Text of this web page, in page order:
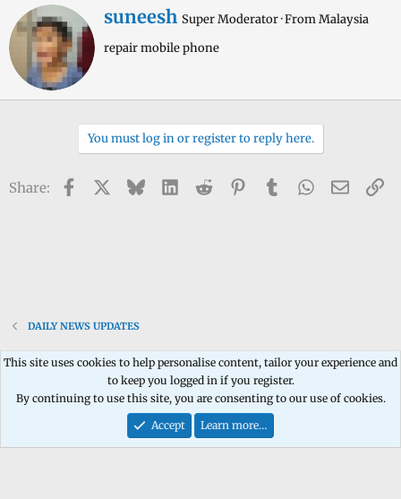
W
i
n
suneesh Super Moderator·FromMalaysia
repair mobile phone
You must log in or register to reply here.
Share: Facebook BlueskyLinkedIn
Reddit PinterestTumblrWhatsApp
Email
DAILY NEWS UPDATES
Contact us Terms and rules Privacy policy Help Home
R
S
Community platform by XenForo® © 2010-2026 XenForo Ltd.
This site uses cookies to help personalise content, tailor your experience and
to keep you logged in if you register.
By continuing to use this site, you are consenting to our use of cookies.
Accept
Learn more…